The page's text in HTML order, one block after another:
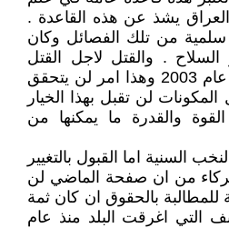
يشذ عن هذه القاعدة .
من تلك الفصائل وكان
السلاح . والقتل لاجل القتل
واعادة الامور الى ما قبل عام 2003 وهذا امر لن يتحقق
لن تقبل بهذا الخيار
والقدرة ما يمكنها من
السنية اما القبول بالتغيير
من ان صفحة الماضي لن
للمطالبة بالحقوق ان كان ثمة
التي اغرقت البلد منذ عام